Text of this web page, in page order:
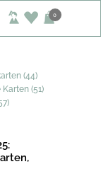
0
(44)
(51)